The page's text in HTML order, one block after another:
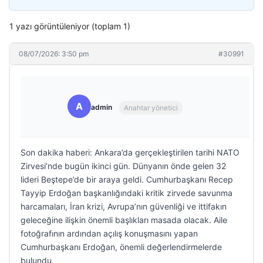
1 yazı görüntüleniyor (toplam 1)
08/07/2026: 3:50 pm #30991
A admin Anahtar yönetici
Son dakika haberi: Ankara’da gerçekleştirilen tarihi NATO
Zirvesi’nde bugün ikinci gün. Dünyanın önde gelen 32
lideri Beştepe’de bir araya geldi. Cumhurbaşkanı Recep
Tayyip Erdoğan başkanlığındaki kritik zirvede savunma
harcamaları, İran krizi, Avrupa’nın güvenliği ve ittifakın
geleceğine ilişkin önemli başlıkları masada olacak. Aile
fotoğrafının ardından açılış konuşmasını yapan
Cumhurbaşkanı Erdoğan, önemli değerlendirmelerde
bulundu.